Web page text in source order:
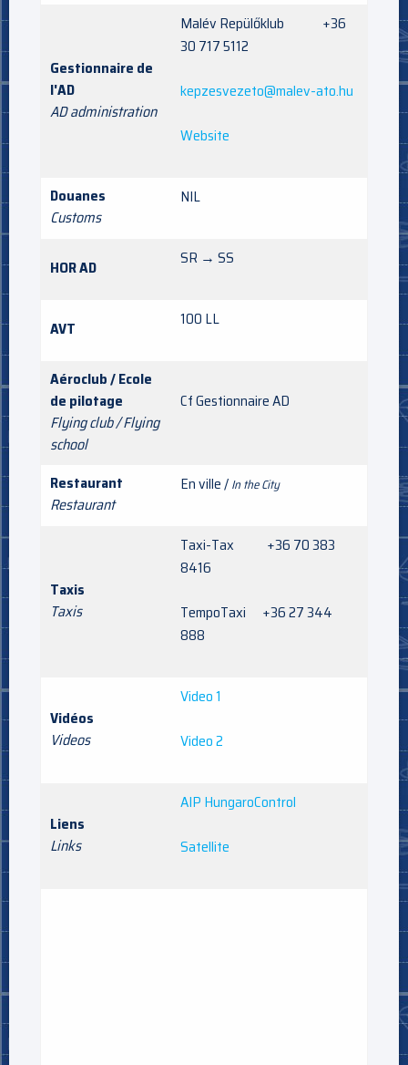
Gestionnaire de
l'AD
AD administration
Malév Repülőklub +36
30 717 5112
kepzesvezeto@malev-ato.hu
Website
Douanes
Customs
NIL
HOR AD SR → SS
AVT 100 LL
Aéroclub / Ecole
de pilotage
Flying club / Flying
school
Cf Gestionnaire AD
Restaurant
Restaurant
En ville /In the City
Taxis
Taxis
Taxi-Tax +36 70 383
8416
TempoTaxi +36 27 344
888
Vidéos
Videos
Video 1
Video 2
Liens
Links
AIP HungaroControl
Satellite